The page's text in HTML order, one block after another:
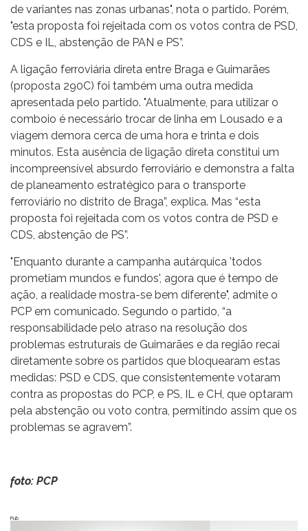
de variantes nas zonas urbanas", nota o partido. Porém,
"esta proposta foi rejeitada com os votos contra de PSD,
CDS e IL, abstenção de PAN e PS”.
A ligação ferroviária direta entre Braga e Guimarães
(proposta 290C) foi também uma outra medida
apresentada pelo partido. "Atualmente, para utilizar o
comboio é necessário trocar de linha em Lousado e a
viagem demora cerca de uma hora e trinta e dois
minutos. Esta ausência de ligação direta constitui um
incompreensível absurdo ferroviário e demonstra a falta
de planeamento estratégico para o transporte
ferroviário no distrito de Braga”, explica. Mas “esta
proposta foi rejeitada com os votos contra de PSD e
CDS, abstenção de PS”.
"Enquanto durante a campanha autárquica 'todos
prometiam mundos e fundos', agora que é tempo de
ação, a realidade mostra-se bem diferente", admite o
PCP em comunicado. Segundo o partido, “a
responsabilidade pelo atraso na resolução dos
problemas estruturais de Guimarães e da região recai
diretamente sobre os partidos que bloquearam estas
medidas: PSD e CDS, que consistentemente votaram
contra as propostas do PCP, e PS, IL e CH, que optaram
pela abstenção ou voto contra, permitindo assim que os
problemas se agravem”.
foto: PCP
Pub